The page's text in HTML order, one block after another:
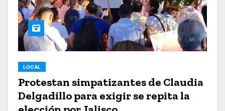
LOCAL
Protestan simpatizantes de Claudia
Delgadillo para exigir se repita la